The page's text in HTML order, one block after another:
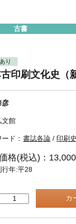
古書
り
古印刷文化史（
彦
文館
ド： 書誌各論 / 印刷
格(税込)：
行年:平28